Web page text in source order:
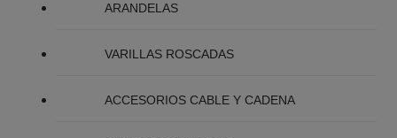
ARANDELAS
VARILLAS ROSCADAS
ACCESORIOS CABLE Y CADENA